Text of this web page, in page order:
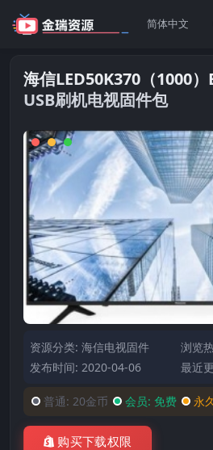
海信LED50K370（1000
USB刷机电视固件包
资源分类: 海信电视固件
浏览
发布时间: 2020-04-06
最近
普通: 20金币 会员: 免费 永
购买下载权限